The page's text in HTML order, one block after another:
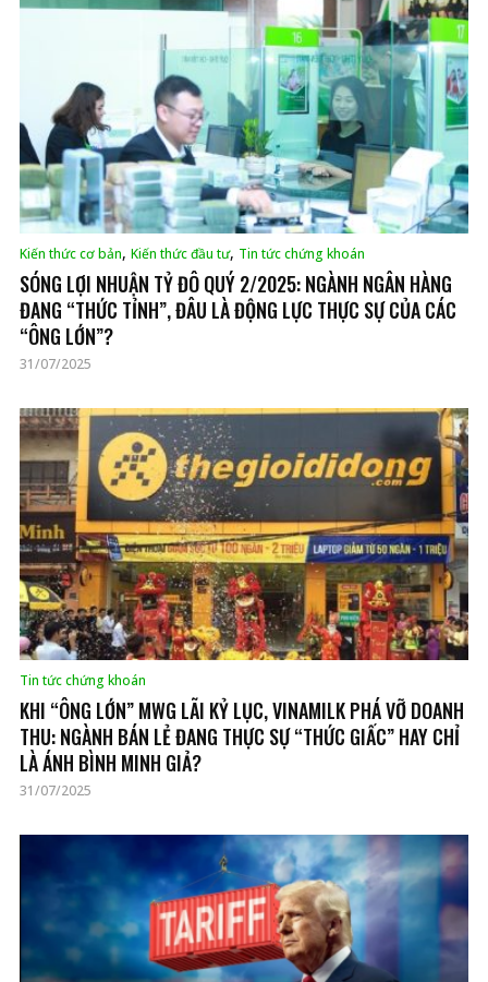
Kiến thức cơ bản, Kiến thức đầu tư, Tin tức chứng khoán
SÓNG LỢI NHUẬN TỶ ĐÔ QUÝ 2/2025: NGÀNH NGÂN HÀNG
ĐANG “THỨC TỈNH”, ĐÂU LÀ ĐỘNG LỰC THỰC SỰ CỦA CÁC
“ÔNG LỚN”?
31/07/2025
Tin tức chứng khoán
KHI “ÔNG LỚN” MWG LÃI KỶ LỤC, VINAMILK PHÁ VỠ DOANH
THU: NGÀNH BÁN LẺ ĐANG THỰC SỰ “THỨC GIẤC” HAY CHỈ
LÀ ÁNH BÌNH MINH GIẢ?
31/07/2025